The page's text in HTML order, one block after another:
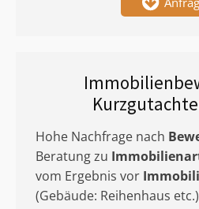
Hohe Nachfrage nach
Beratung zu
vom Ergebnis vor
(Gebäude: Reihenhaus etc.)